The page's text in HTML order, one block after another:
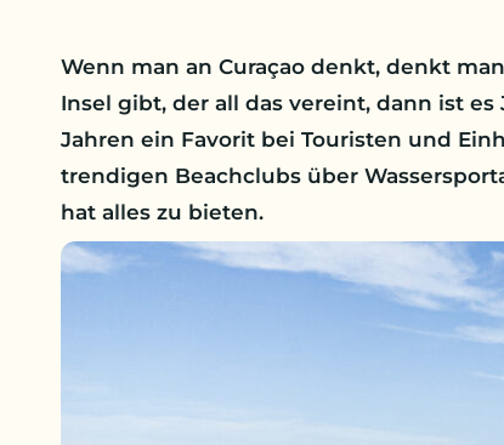
Wenn man an Curaçao denkt, denkt
Insel gibt, der all das vereint, dann ist
Jahren ein Favorit bei Touristen und
trendigen Beachclubs über
hat alles zu bieten.